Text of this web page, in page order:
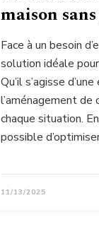
maison
Face à un besoin
solution idéale
Qu’il s’agisse
l’aménagement
chaque situation.
possible
11/13/2025